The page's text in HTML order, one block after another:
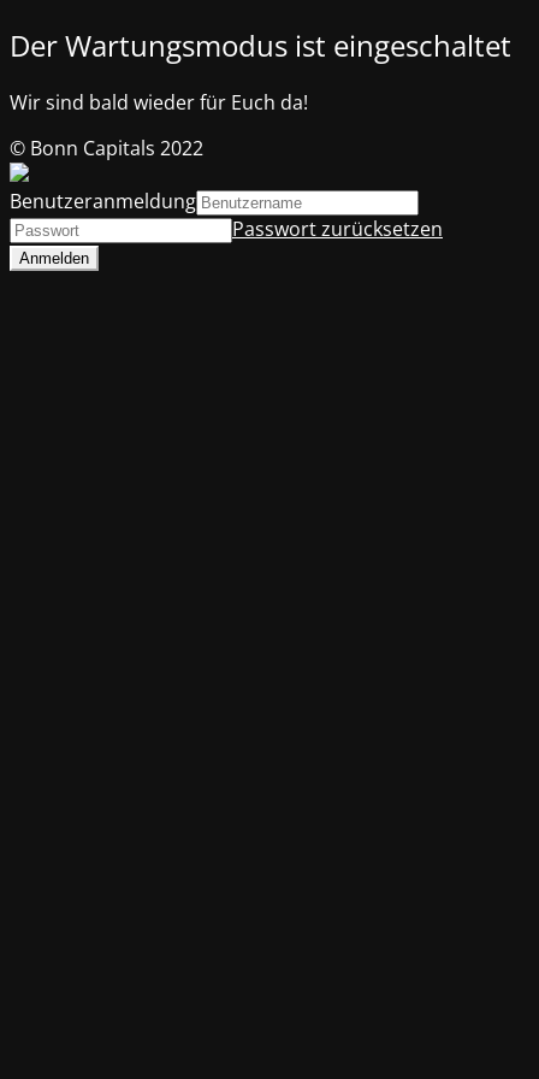
Der Wartungsmodus ist eingeschaltet
Wir sind bald wieder für Euch da!
© Bonn Capitals 2022
Benutzeranmeldung
Passwort zurücksetzen